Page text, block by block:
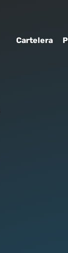
Cartelera